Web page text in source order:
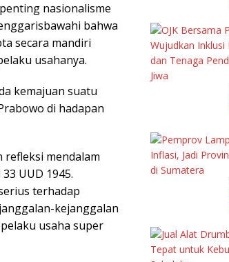
nasionalisme
bahwa
secara mandiri
usahanya.
kemajuan suatu
di hadapan
mendalam
UUD 1945.
terhadap
kejanggalan
usaha super